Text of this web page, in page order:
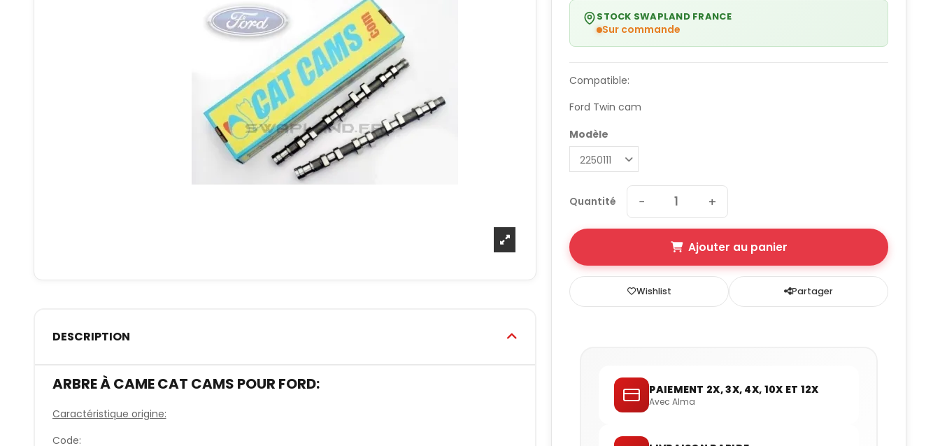
DESCRIPTION
ARBRE À CAME CAT CAMS POUR FORD:
Caractéristique origine:
Code:
STOCK SWAPLAND FRANCE
Sur commande
Compatible:
Ford Twin cam
Modèle
Quantité − +
Ajouter au panier
Wishlist Partager
PAIEMENT 2X, 3X, 4X, 10X ET 12X
Avec Alma